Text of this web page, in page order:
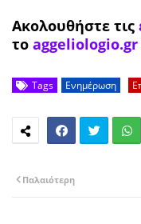
Ακολουθήστε τις
το aggeliologio.gr
Tags Ενημέρωση
Παλαιότερη